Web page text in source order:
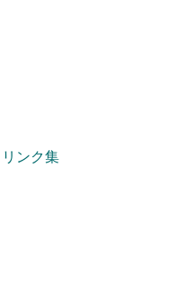
リンク集